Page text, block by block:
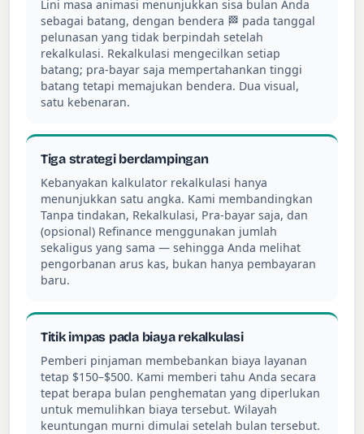
Lini masa animasi menunjukkan sisa bulan Anda
sebagai batang, dengan bendera 🏁 pada tanggal
pelunasan yang tidak berpindah setelah
rekalkulasi. Rekalkulasi mengecilkan setiap
batang; pra-bayar saja mempertahankan tinggi
batang tetapi memajukan bendera. Dua visual,
satu kebenaran.
Tiga strategi berdampingan
Kebanyakan kalkulator rekalkulasi hanya
menunjukkan satu angka. Kami membandingkan
Tanpa tindakan, Rekalkulasi, Pra-bayar saja, dan
(opsional) Refinance menggunakan jumlah
sekaligus yang sama — sehingga Anda melihat
pengorbanan arus kas, bukan hanya pembayaran
baru.
Titik impas pada biaya rekalkulasi
Pemberi pinjaman membebankan biaya layanan
tetap $150–$500. Kami memberi tahu Anda secara
tepat berapa bulan penghematan yang diperlukan
untuk memulihkan biaya tersebut. Wilayah
keuntungan murni dimulai setelah bulan tersebut.